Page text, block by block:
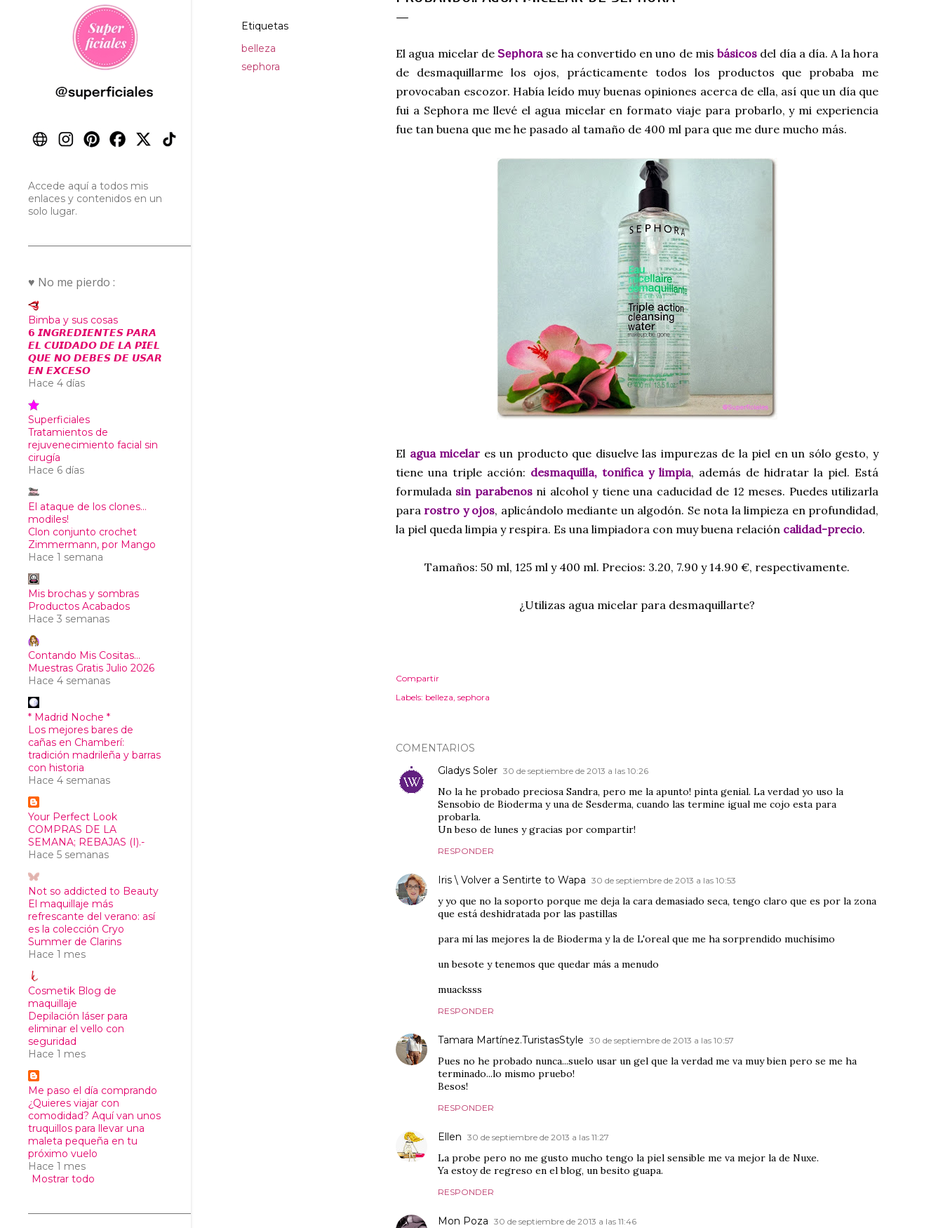
Etiquetas
belleza
sephora
El agua micelar deSephora se ha convertido en uno de mis básicos del día a día. A la hora
de desmaquillarme los ojos, prácticamente todos los productos que probaba me
provocaban escozor. Había leído muy buenas opiniones acerca de ella, así que un día que
fui a Sephora me llevé el agua micelar en formato viaje para probarlo, y mi experiencia
fue tan buena que me he pasado al tamaño de 400 ml para que me dure mucho más.
El agua micelar es un producto que disuelve las impurezas de la piel en un sólo gesto, y
tiene una triple acción: desmaquilla, tonifica y limpia, además de hidratar la piel. Está
formulada sin parabenosni alcohol y tiene una caducidad de 12 meses. Puedes utilizarla
para rostro y ojos, aplicándolo mediante un algodón. Se nota la limpieza en profundidad,
la piel queda limpia y respira. Es una limpiadora con muy buena relación calidad-precio.
Tamaños: 50 ml, 125 ml y 400 ml. Precios: 3.20, 7.90 y 14.90 €, respectivamente.
¿Utilizas agua micelar para desmaquillarte?
Compartir
Labels: belleza sephora
COMENTARIOS
Gladys Soler 30 de septiembre de 2013 a las 10:26
No la he probado preciosa Sandra, pero me la apunto! pinta genial. La verdad yo uso la
Sensobio de Bioderma y una de Sesderma, cuando las termine igual me cojo esta para
probarla.
Un beso de lunes y gracias por compartir!
RESPONDER
Iris \ Volver a Sentirte to Wapa 30 de septiembre de 2013 a las 10:53
y yo que no la soporto porque me deja la cara demasiado seca, tengo claro que es por la zona
que está deshidratada por las pastillas
para mí las mejores la de Bioderma y la de L'oreal que me ha sorprendido muchísimo
un besote y tenemos que quedar más a menudo
muacksss
RESPONDER
Tamara Martínez.TuristasStyle 30 de septiembre de 2013 a las 10:57
Pues no he probado nunca...suelo usar un gel que la verdad me va muy bien pero se me ha
terminado...lo mismo pruebo!
Besos!
RESPONDER
Ellen 30 de septiembre de 2013 a las 11:27
La probe pero no me gusto mucho tengo la piel sensible me va mejor la de Nuxe.
Ya estoy de regreso en el blog, un besito guapa.
RESPONDER
Mon Poza 30 de septiembre de 2013 a las 11:46
Accede aquí a todos mis
enlaces y contenidos en un
solo lugar.
♥ No me pierdo :
Bimba y sus cosas
𝟲 𝙄𝙉𝙂𝙍𝙀𝘿𝙄𝙀𝙉𝙏𝙀𝙎 𝙋𝘼𝙍𝘼
𝙀𝙇 𝘾𝙐𝙄𝘿𝘼𝘿𝙊 𝘿𝙀 𝙇𝘼 𝙋𝙄𝙀𝙇
𝙌𝙐𝙀 𝙉𝙊 𝘿𝙀𝘽𝙀𝙎 𝘿𝙀 𝙐𝙎𝘼𝙍
𝙀𝙉 𝙀𝙓𝘾𝙀𝙎𝙊
Hace 4 días
Superficiales
Tratamientos de
rejuvenecimiento facial sin
cirugía
Hace 6 días
El ataque de los clones...
modiles!
Clon conjunto crochet
Zimmermann, por Mango
Hace 1 semana
Mis brochas y sombras
Productos Acabados
Hace 3 semanas
Contando Mis Cositas...
Muestras Gratis Julio 2026
Hace 4 semanas
* Madrid Noche *
Los mejores bares de
cañas en Chamberí:
tradición madrileña y barras
con historia
Hace 4 semanas
Your Perfect Look
COMPRAS DE LA
SEMANA; REBAJAS (I).-
Hace 5 semanas
Not so addicted to Beauty
El maquillaje más
refrescante del verano: así
es la colección Cryo
Summer de Clarins
Hace 1 mes
Cosmetik Blog de
maquillaje
Depilación láser para
eliminar el vello con
seguridad
Hace 1 mes
Me paso el día comprando
¿Quieres viajar con
comodidad? Aquí van unos
truquillos para llevar una
maleta pequeña en tu
próximo vuelo
Hace 1 mes
Mostrar todo